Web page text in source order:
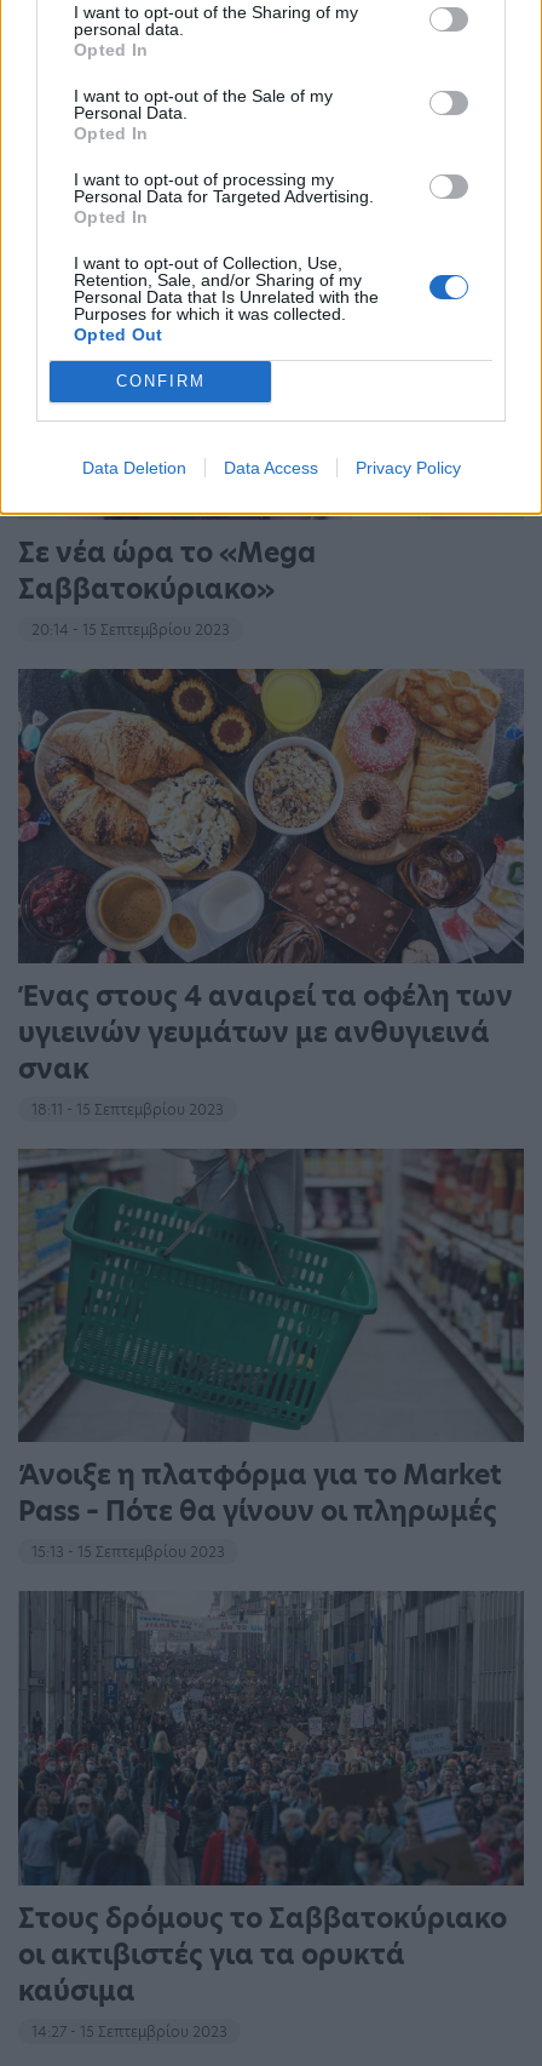
I want to opt-out of the Sharing of my
personal data.
Opted In
I want to opt-out of the Sale of my
Personal Data.
Opted In
I want to opt-out of processing my
Personal Data for Targeted Advertising.
Opted In
I want to opt-out of Collection, Use,
Retention, Sale, and/or Sharing of my
Personal Data that Is Unrelated with the
Purposes for which it was collected.
Opted Out
CONFIRM
Data Deletion Data Access Privacy Policy
Τελευταίες Δημοσιεύσεις
Σε νέα ώρα το «Mega
Σαββατοκύριακο»
20:14 - 15 Σεπτεμβρίου 2023
Ένας στους 4 αναιρεί τα οφέλη των
υγιεινών γευμάτων με ανθυγιεινά
σνακ
18:11 - 15 Σεπτεμβρίου 2023
Άνοιξε η πλατφόρμα για το Market
Pass – Πότε θα γίνουν οι πληρωμές
15:13 - 15 Σεπτεμβρίου 2023
Στους δρόμους το Σαββατοκύριακο
οι ακτιβιστές για τα ορυκτά
καύσιμα
14:27 - 15 Σεπτεμβρίου 2023